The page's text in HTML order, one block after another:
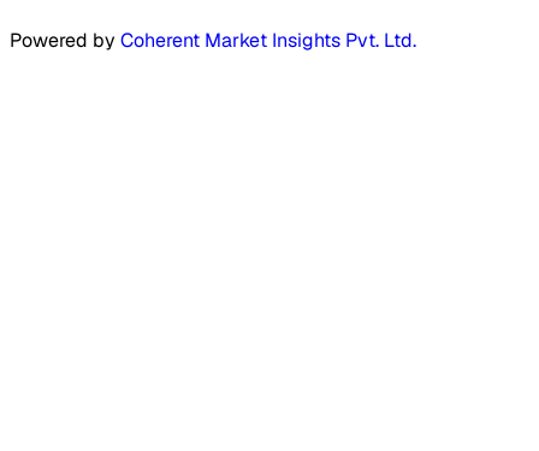
Powered by Coherent Market Insights Pvt. Ltd.